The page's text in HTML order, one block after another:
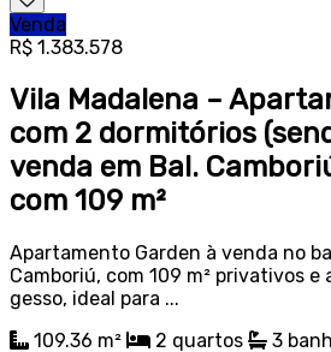
Venda
R$ 1.383.578
Vila Madalena –
com 2 dormitórios
venda em Bal.
com 109 m²
Apartamento Garden à venda no
Camboriú, com 109 m² privativos e
gesso, ideal para ...
109.36 m²
2 quartos 3